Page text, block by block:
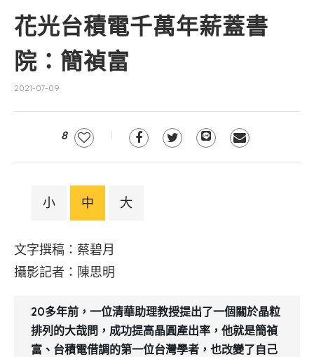
花光台積電千萬年薪蓋書
院：簡禎富
2021-07-09
8
小 中 大
文字撰稿：蔡碧月
攝影記者：陳思明
20多年前，一位清華助理教授提出了一個關於晶粒
排列的大哉問，成功提高晶圓產出率，他就是簡禎
富、台積電借調的第一位台灣學者，也改變了自己